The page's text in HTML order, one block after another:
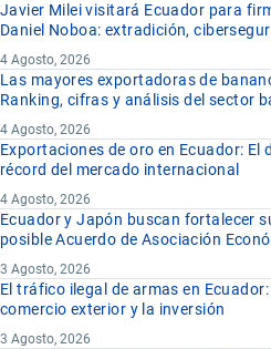
Javier Milei visitará Ecuador para
Daniel Noboa: extradición,
4 Agosto, 2026
Las mayores exportadoras de
Ranking, cifras y análisis del sector
4 Agosto, 2026
Exportaciones de oro en Ecuador: El
récord del mercado internacional
4 Agosto, 2026
Ecuador y Japón buscan fortalecer
posible Acuerdo de Asociación
3 Agosto, 2026
El tráfico ilegal de armas en
comercio exterior y la inversión
3 Agosto, 2026